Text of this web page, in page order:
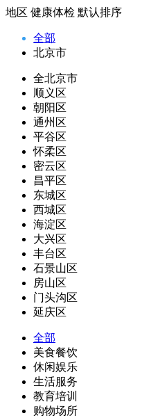
地区 健康体检 默认排序
全部
北京市
全北京市
顺义区
朝阳区
通州区
平谷区
怀柔区
密云区
昌平区
东城区
西城区
海淀区
大兴区
丰台区
石景山区
房山区
门头沟区
延庆区
全部
美食餐饮
休闲娱乐
生活服务
教育培训
购物场所